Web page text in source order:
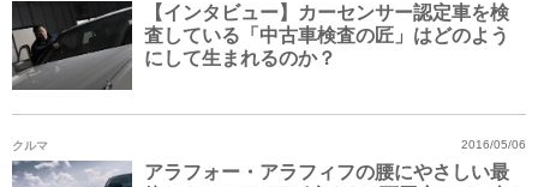
【インタビュー】カーセンサー認定車を検
査している「中古車検査の匠」はどのよう
にして生まれるのか？
クルマ 2016/05/06
アラフォー・アラフィフの腰にやさしい最